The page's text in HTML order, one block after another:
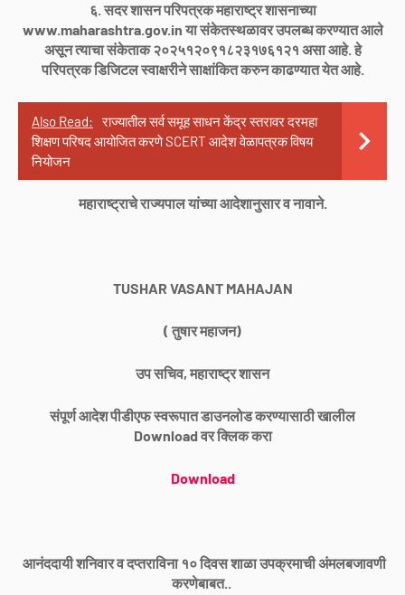
६. सदर शासन परिपत्रक महाराष्ट्र शासनाच्या
www.maharashtra.gov.in या संकेतस्थळावर उपलब्ध करण्यात आले
असून त्याचा संकेताक २०२५१२०९१८२३१७६१२१ असा आहे. हे
परिपत्रक डिजिटल स्वाक्षरीने साक्षांकित करुन काढण्यात येत आहे.
Also Read:
राज्यातील सर्व समूह साधन केंद्र स्तरावर दरमहा
शिक्षण परिषद आयोजित करणे SCERT आदेश वेळापत्रक विषय
नियोजन
महाराष्ट्राचे राज्यपाल यांच्या आदेशानुसार व नावाने.
TUSHAR VASANT MAHAJAN
( तुषार महाजन)
उप सचिव, महाराष्ट्र शासन
संपूर्ण आदेश पीडीएफ स्वरूपात डाउनलोड करण्यासाठी खालील
Download वर क्लिक करा
Download
आनंददायी शनिवार व दप्तराविना १० दिवस शाळा उपक्रमाची अंमलबजावणी
करणेबाबत..